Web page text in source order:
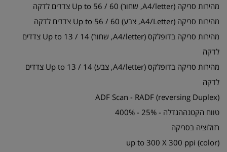
מהירות סריקה (A4/letter, שחור) Up to 56 / 60 צדדים לדקה
מהירות סריקה (A4/Letter, צבע) Up to 56 / 60 צדדים לדקה
מהירות סריקה בדופלקס (A4/letter, שחור) Up to 13 / 14 צדדים
לדקה
מהירות סריקה בדופלקס (A4/letter, צבע) Up to 13 / 14 צדדים
לדקה
ADF Scan - RADF (reversing Duplex)
טווח הקטנההגדלה - 25% - 400%
רזולוציה בסריקה
up to 300 X 300 ppi (color)